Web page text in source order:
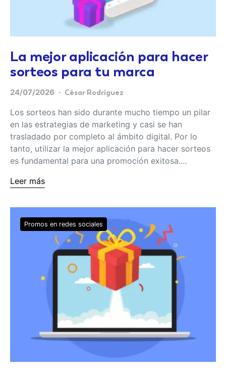
La mejor aplicación para hacer
sorteos para tu marca
24/07/2026 César Rodríguez
Los sorteos han sido durante mucho tiempo un pilar
en las estrategias de marketing y casi se han
trasladado por completo al ámbito digital. Por lo
tanto, utilizar la mejor aplicación para hacer sorteos
es fundamental para una promoción exitosa.…
Leer más
Promos en redes sociales